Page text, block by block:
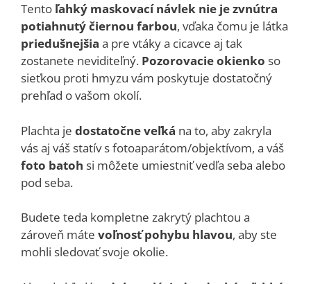
Tento ľahký maskovací návlek nie je zvnútra
potiahnutý čiernou farbou, vďaka čomu je látka
priedušnejšia a pre vtáky a cicavce aj tak
zostanete neviditeľný. Pozorovacie okienko so
sieťkou proti hmyzu vám poskytuje dostatočný
prehľad o vašom okolí.
Plachta je dostatočne veľká na to, aby zakryla
vás aj váš statív s fotoaparátom/objektívom, a váš
foto batoh si môžete umiestniť vedľa seba alebo
pod seba.
Budete teda kompletne zakrytý plachtou a
zároveň máte voľnosť pohybu hlavou, aby ste
mohli sledovať svoje okolie.